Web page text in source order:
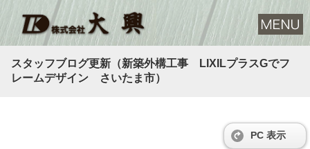
スタッフブログ更新（新築外構工事 LIXILプラスGでフ
レームデザイン さいたま市）
PC 表示